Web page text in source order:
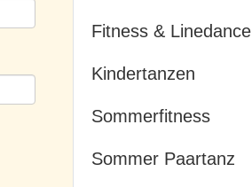
Fitness & Linedance
Kindertanzen
Sommerfitness
Sommer Paartanz